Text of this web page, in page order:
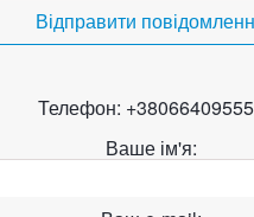
Відправити
Телефон:
Ваше ім'я: